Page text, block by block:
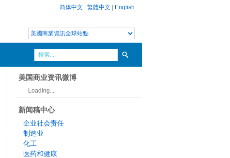
简体中文 繁體中文 English
美国商业资讯微博
Loading...
新闻稿中心
企业社会责任
制造业
化工
医药和健康